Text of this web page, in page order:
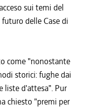
sui temi del
delle Case di
come "nonostante
storici: fughe dai
liste d'attesa". Pur
chiesto "premi per